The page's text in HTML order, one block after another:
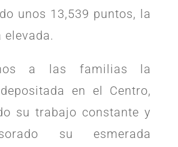
unos 13,539 puntos, la
elevada.
a las familias la
en el Centro,
su trabajo constante y
su esmerada